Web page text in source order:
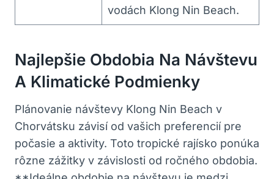
vodách Klong Nin Beach.
Najlepšie Obdobia Na Návštevu
A Klimatické Podmienky
Plánovanie návštevy Klong Nin Beach v
Chorvátsku závisí od vašich preferencií pre
počasie a aktivity. Toto tropické rajísko ponúka
rôzne zážitky v závislosti od ročného obdobia.